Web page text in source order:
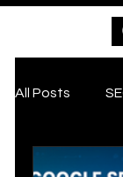
g,
All Posts